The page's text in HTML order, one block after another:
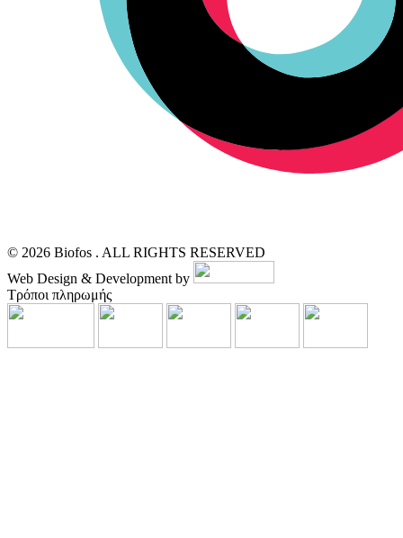
© 2026 Biofos . ALL RIGHTS RESERVED
Web Design & Development by
Τρόποι πληρωμής